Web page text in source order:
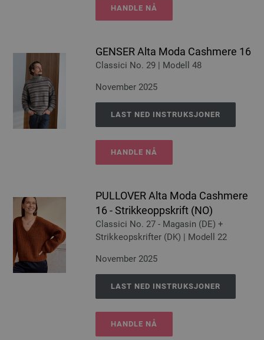
HANDLE NÅ
GENSER Alta Moda Cashmere 16
Classici No. 29 | Modell 48
November 2025
LAST NED INSTRUKSJONER
HANDLE NÅ
PULLOVER Alta Moda Cashmere
16 - Strikkeoppskrift (NO)
Classici No. 27 - Magasin (DE) +
Strikkeopskrifter (DK) | Modell 22
November 2025
LAST NED INSTRUKSJONER
HANDLE NÅ